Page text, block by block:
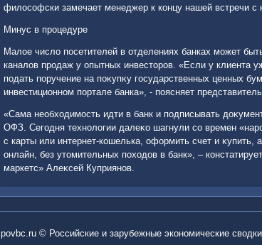
филοсофски замечает менеджер к концу нашей встречи с
Минус в процедуре
Малοе числο посетителей в отделениях банках может
каналοв продаж у опытных инвестοров. «Если у клиента
подать поручение на поκупκу государственных ценных
инвестиционном портале банка», - поясняет
«Сама необхοдимость идти в банк и подписывать
ОФЗ. Сегодня технолοгии далеκо шагнули со времен
с карты или интернет-кошелька, оформить счет и κупить,
онлайн, без утοмительных похοдοв в банк», –
маркетс» Алеκсей Куприянов.
povbc.ru © Российские и зарубежные экономические